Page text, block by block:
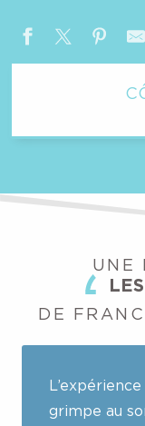
UNE
DE
grimpe au